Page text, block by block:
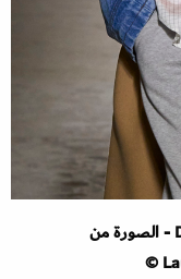
إطلالة من عرض Dries Van Noten - الصورة من